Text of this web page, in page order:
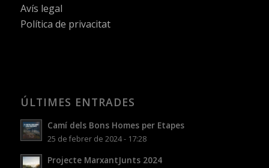
Avís legal
Política de privacitat
ÚLTIMES ENTRADES
Camí dels Bons Homes per Etapes
25 de febrer de 2024 - 17:28
Projecte MarxantJunts 2024